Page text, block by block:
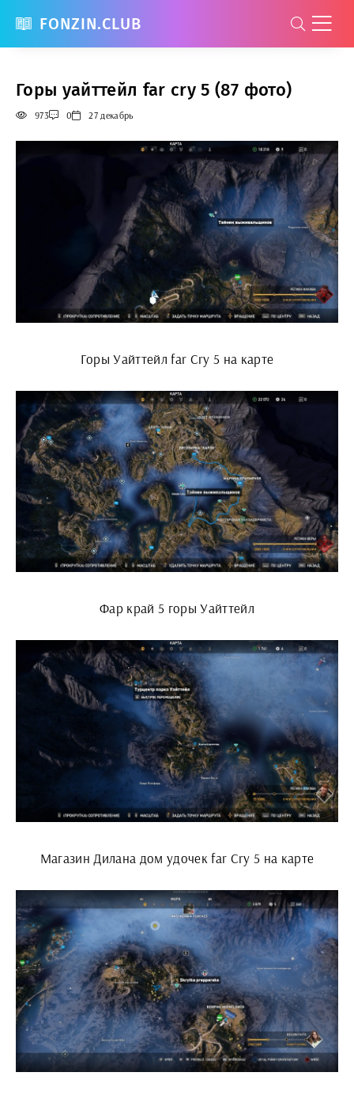
FONZIN.CLUB
Горы уайттейл far cry 5 (87 фото)
973 0 27 декабрь
Горы Уайттейл far Cry 5 на карте
Фар край 5 горы Уайттейл
Магазин Дилана дом удочек far Cry 5 на карте